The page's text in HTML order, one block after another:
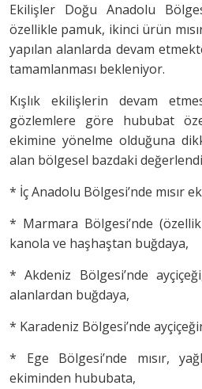
Ekilişler Doğu Anadolu
özellikle pamuk, ikinci ürün
yapılan alanlarda devam
tamamlanması bekleniyor.
Kışlık ekilişlerin devam
gözlemlere göre hububat
ekimine yönelme olduğuna
alan bölgesel bazdaki
* İç Anadolu Bölgesi’nde mısır
* Marmara Bölgesi’nde
kanola ve haşhaştan buğdaya,
* Akdeniz Bölgesi’nde
alanlardan buğdaya,
* Karadeniz Bölgesi’nde
* Ege Bölgesi’nde mısır,
ekiminden hububata,